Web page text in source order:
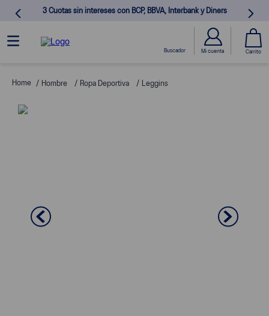
3 Cuotas sin intereses con BCP, BBVA, Interbank y Diners
Hombre Ropa Deportiva Leggins